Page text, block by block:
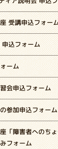
受講申込フォー
込フォーム
ーム
会申込フォーム
参加申込フォーム
「障害者へのち
フォーム